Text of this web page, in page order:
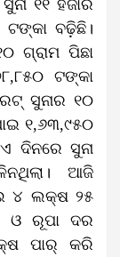
୧୧ ହଜାର
ବଢ଼ିଛି।
ଗ୍ରାମ ପିଛା
ଟଙ୍କା
ସୁନାର ୧୦
୧,୬୩,୯୫୦
ଦିନରେ ସୁନା
ଆଜି
୪ ଲକ୍ଷ ୨୫
ଓ ରୂପା ଦର
ପାର୍ କରି